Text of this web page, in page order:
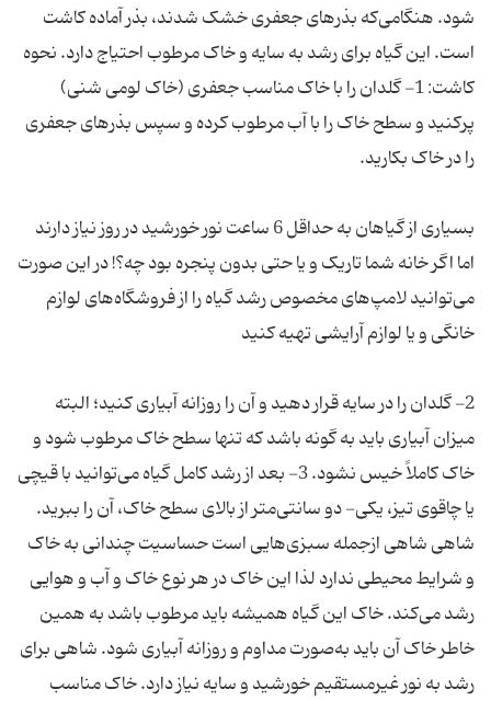
شود. هنگامی‌که بذرهای جعفری خشک شدند، بذر آماده کاشت
است. این گیاه برای رشد به سایه و خاک مرطوب احتیاج دارد. نحوه
کاشت: 1- گلدان را با خاک مناسب جعفری (خاک لومی شنی)
پرکنید و سطح خاک را با آب مرطوب کرده و سپس بذرهای جعفری
بسیاری از گیاهان به حداقل 6 ساعت نور خورشید در روز نیاز دارند
اما اگر خانه‌ شما تاریک و یا حتی بدون پنجره بود چه؟! در این صورت
می‌توانید لامپ‌های مخصوص رشد گیاه را از فروشگاه‌های لوازم‌
2- گلدان را در سایه قرار دهید و آن را روزانه آبیاری کنید؛ البته
میزان آبیاری باید به گونه باشد که تنها سطح خاک مرطوب شود و
خاک کاملاً خیس نشود. 3- بعد از رشد کامل گیاه می‌توانید با قیچی
یا چاقوی تیز، یکی- دو سانتی‌متر از بالای سطح خاک، آن را ببرید.
شاهی شاهی ازجمله سبزی‌هایی است حساسیت چندانی به خاک
و شرایط محیطی ندارد لذا این خاک در هر نوع خاک و آب و هوایی
رشد می‌کند. خاک این گیاه همیشه باید مرطوب باشد به همین
خاطر خاک آن باید به‌صورت مداوم و روزانه آبیاری شود. شاهی برای
رشد به نور غیرمستقیم خورشید و سایه نیاز دارد. خاک مناسب